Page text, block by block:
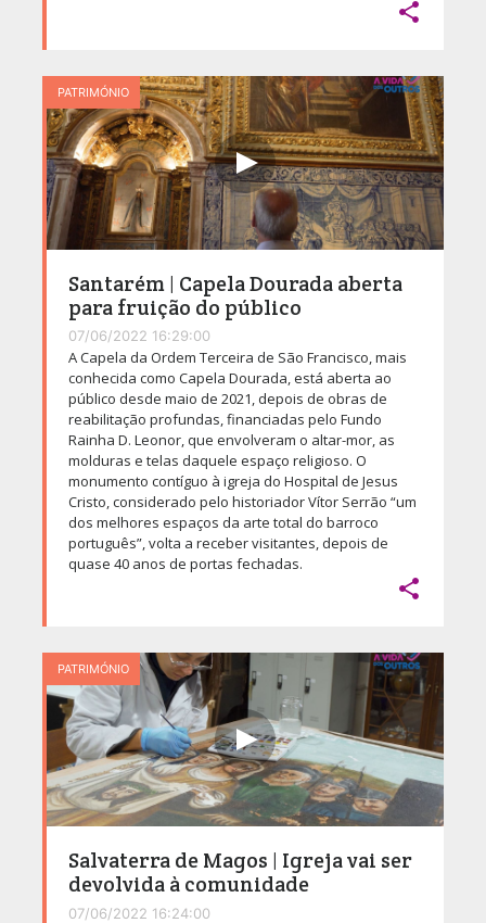

PATRIMÓNIO
Santarém | Capela Dourada aberta
para fruição do público
07/06/2022 16:29:00
A Capela da Ordem Terceira de São Francisco, mais
conhecida como Capela Dourada, está aberta ao
público desde maio de 2021, depois de obras de
reabilitação profundas, financiadas pelo Fundo
Rainha D. Leonor, que envolveram o altar-mor, as
molduras e telas daquele espaço religioso. O
monumento contíguo à igreja do Hospital de Jesus
Cristo, considerado pelo historiador Vítor Serrão “um
dos melhores espaços da arte total do barroco
português”, volta a receber visitantes, depois de
quase 40 anos de portas fechadas.

PATRIMÓNIO
Salvaterra de Magos | Igreja vai ser
devolvida à comunidade
07/06/2022 16:24:00